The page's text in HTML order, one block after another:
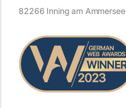
82266 Inning am Ammersee